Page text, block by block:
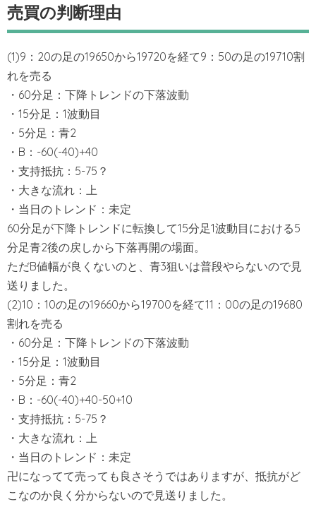
売買の判断理由
(1)9：20の足の19650から19720を経て9：50の足の19710割
れを売る
・60分足：下降トレンドの下落波動
・15分足：1波動目
・5分足：青2
・B：-60(-40)+40
・支持抵抗：5-75？
・大きな流れ：上
・当日のトレンド：未定
60分足が下降トレンドに転換して15分足1波動目における5
分足青2後の戻しから下落再開の場面。
ただB値幅が良くないのと、青3狙いは普段やらないので見
送りました。
(2)10：10の足の19660から19700を経て11：00の足の19680
割れを売る
・60分足：下降トレンドの下落波動
・15分足：1波動目
・5分足：青2
・B：-60(-40)+40-50+10
・支持抵抗：5-75？
・大きな流れ：上
・当日のトレンド：未定
卍になってて売っても良さそうではありますが、抵抗がど
こなのか良く分からないので見送りました。